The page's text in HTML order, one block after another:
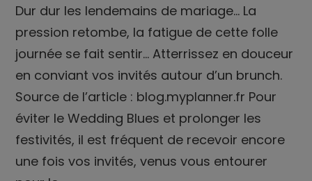
Dur dur les lendemains de mariage… La
pression retombe, la fatigue de cette folle
journée se fait sentir… Atterrissez en douceur
en conviant vos invités autour d’un brunch.
Source de l’article : blog.myplanner.fr Pour
éviter le Wedding Blues et prolonger les
festivités, il est fréquent de recevoir encore
une fois vos invités, venus vous entourer